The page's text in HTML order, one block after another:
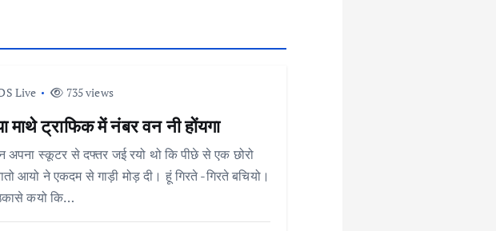
Live 735 views
माथे ट्राफिक में नंबर वन नी होंयगा
अपना स्कूटर से दफ्तर जई रयो थो कि पीछे से एक छोरो
आयो ने एकदम से गाड़ी मोड़ दी। हूं गिरते -गिरते बचियो।
कयो कि…